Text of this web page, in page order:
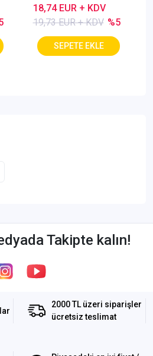
19,73 EUR + KDV %5
18,74 EUR + KDV
Takipte kalın!
2000 TL üzeri siparişler
ücretsiz teslimat